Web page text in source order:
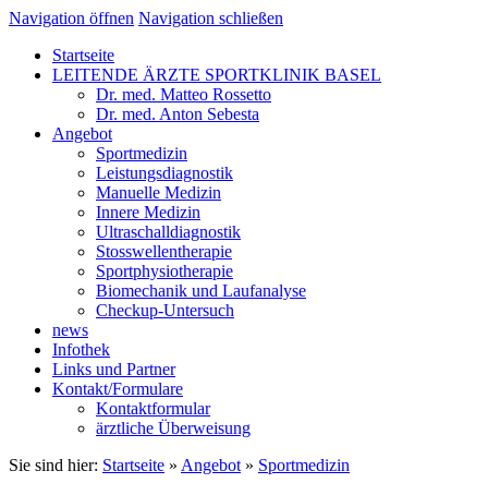
Navigation öffnen Navigation schließen
Startseite
LEITENDE ÄRZTE SPORTKLINIK BASEL
Dr. med. Matteo Rossetto
Dr. med. Anton Sebesta
Angebot
Sportmedizin
Leistungsdiagnostik
Manuelle Medizin
Innere Medizin
Ultraschalldiagnostik
Stosswellentherapie
Sportphysiotherapie
Biomechanik und Laufanalyse
Checkup-Untersuch
news
Infothek
Links und Partner
Kontakt/Formulare
Kontaktformular
ärztliche Überweisung
Sie sind hier: Startseite » Angebot » Sportmedizin